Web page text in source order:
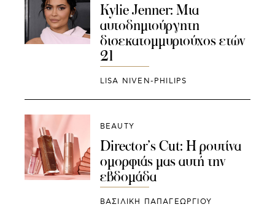
Kylie Jenner: Mια
αυτοδημιούργητη
δισεκατομμυριούχος ετών
21
LISA NIVEN-PHILIPS
BEAUTY
Director’s Cut: Η ρουτίνα
ομορφιάς μας αυτή την
εβδομάδα
ΒΑΣΙΛΙΚΗ ΠΑΠΑΓΕΩΡΓΙΟΥ